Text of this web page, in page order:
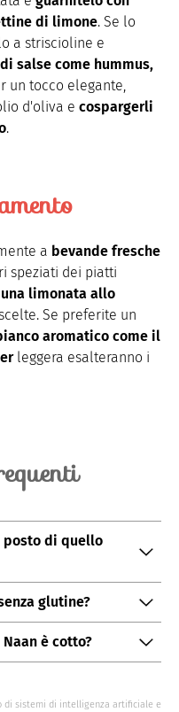
di limone. Se lo
a striscioline e
salse come hummus,
un tocco elegante,
d'oliva e cospargerli
.
a bevande fresche
speziati dei piatti
limonata allo
Se preferite un
aromatico come il
leggera esalteranno i
posto di quello
fresco con quello
quantità indicata
glutine?
di farine senza
di gomma xantana
è cotto?
di sistemi di intelligenza artificiale e